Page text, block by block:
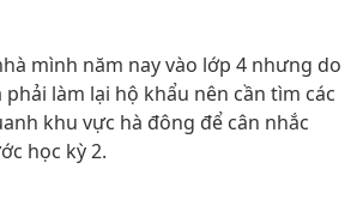
mình năm nay vào lớp 4 nhưng do
làm lại hộ khẩu nên cần tìm các
khu vực hà đông để cân nhắc
học kỳ 2.